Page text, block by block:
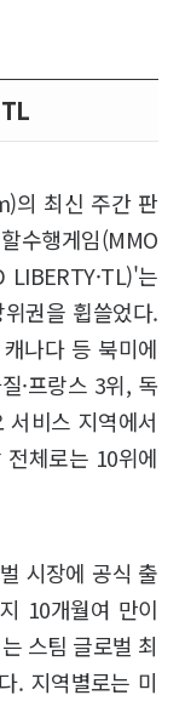
의 최신 주간 판
수행게임(MMO
는
권을 휩쓸었다.
나다 등 북미에
·프랑스 3위, 독
서비스 지역에서
체로는 10위에
시장에 공식 출
10개월여 만이
스팀 글로벌 최
. 지역별로는 미